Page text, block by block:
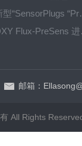
新型
邮箱：
All Rights